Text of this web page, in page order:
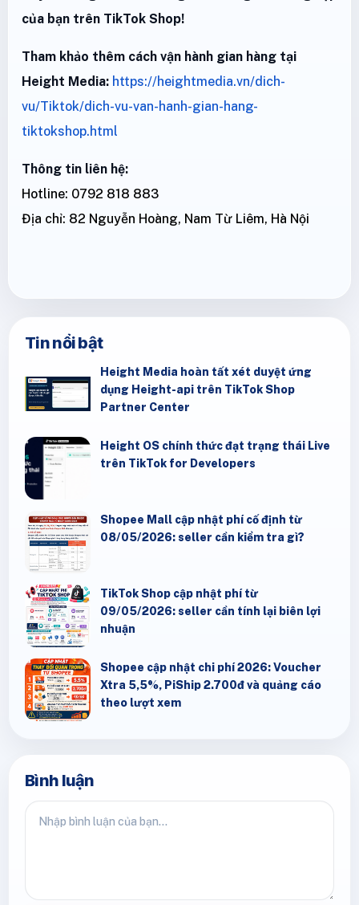
của bạn trên TikTok Shop!
Tham khảo thêm cách vận hành gian hàng tại
Height Media: https://heightmedia.vn/dich-
vu/Tiktok/dich-vu-van-hanh-gian-hang-
tiktokshop.html
Thông tin liên hệ:
Hotline: 0792 818 883
Địa chỉ: 82 Nguyễn Hoàng, Nam Từ Liêm, Hà Nội
Tin nổi bật
Height Media hoàn tất xét duyệt ứng
dụng Height-api trên TikTok Shop
Partner Center
Height OS chính thức đạt trạng thái Live
trên TikTok for Developers
Shopee Mall cập nhật phí cố định từ
08/05/2026: seller cần kiểm tra gì?
TikTok Shop cập nhật phí từ
09/05/2026: seller cần tính lại biên lợi
nhuận
Shopee cập nhật chi phí 2026: Voucher
Xtra 5,5%, PiShip 2.700đ và quảng cáo
theo lượt xem
Bình luận